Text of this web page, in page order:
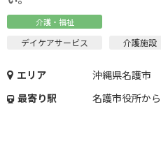
介護・福祉
デイケアサービス 介護施設
エリア
沖縄県名護市
最寄り駅
名護市役所か